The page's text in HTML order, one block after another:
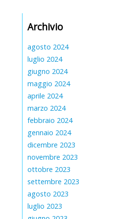
Archivio
agosto 2024
luglio 2024
giugno 2024
maggio 2024
aprile 2024
marzo 2024
febbraio 2024
gennaio 2024
dicembre 2023
novembre 2023
ottobre 2023
settembre 2023
agosto 2023
luglio 2023